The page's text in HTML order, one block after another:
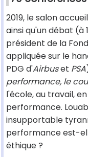
2019, le salon
ainsi qu'un débat (à
président de la
appliquée sur le
PDG d'Airbuset PSA
performance, le
l'école, au travail,
performance.
insupportable
performance est-
éthique ?